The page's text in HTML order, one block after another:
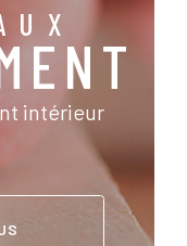
intérieur